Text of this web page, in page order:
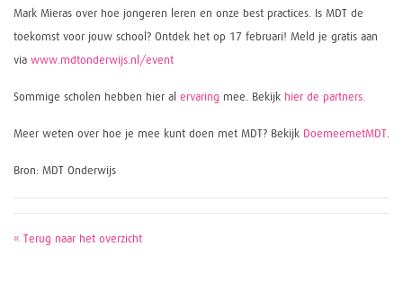
Mark Mieras over hoe jongeren leren en onze best practices. Is MDT de
toekomst voor jouw school? Ontdek het op 17 februari! Meld je gratis aan
via www.mdtonderwijs.nl/event
Sommige scholen hebben hier al ervaring mee. Bekijk hier de partners.
Meer weten over hoe je mee kunt doen met MDT? Bekijk DoemeemetMDT .
Bron: MDT Onderwijs
« Terug naar het overzicht